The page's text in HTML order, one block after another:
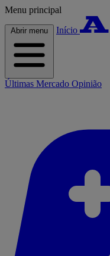
Menu principal
Abrir menu Início
Últimas Mercado Opinião